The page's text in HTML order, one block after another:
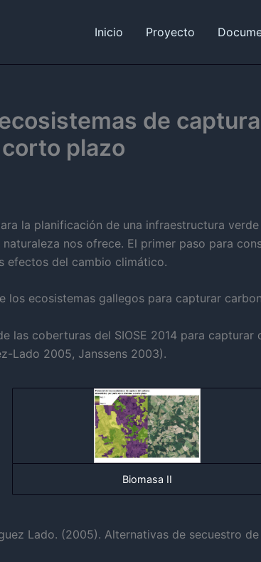
Inicio Proyecto
de
plazo
la planificación de una infraestructura
nos ofrece. El primer paso para
efectos del cambio climático.
los ecosistemas gallegos para capturar
las coberturas del SIOSE 2014 para
Lado 2005, Janssens 2003).
Biomasa II
Lado. (2005). Alternativas de secuestro